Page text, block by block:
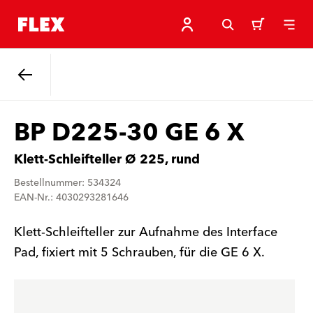
BP D225-30 GE 6 X
Klett-Schleifteller Ø 225, rund
Bestellnummer: 534324
EAN-Nr.: 4030293281646
Klett-Schleifteller zur Aufnahme des Interface
Pad, fixiert mit 5 Schrauben, für die GE 6 X.